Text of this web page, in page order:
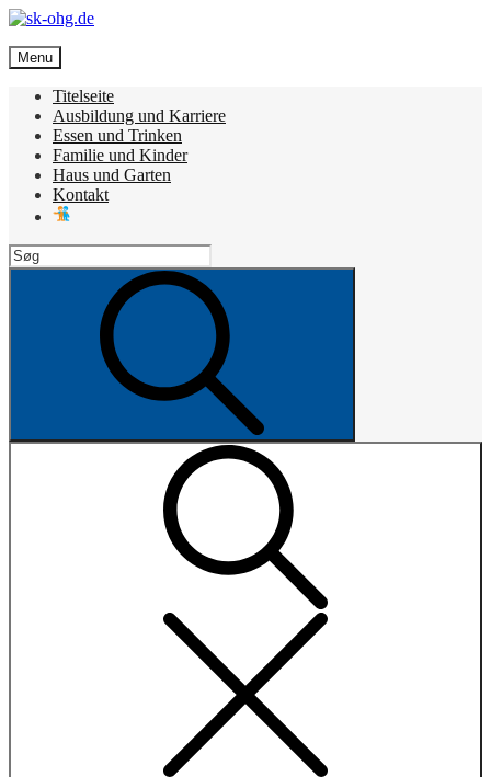
Skip
content
sk-ohg.de
Die besten Neuigkeiten
Menu
Titelseite
Ausbildung und Karriere
Essen und Trinken
Familie und Kinder
Haus und Garten
Kontakt
Search
for: